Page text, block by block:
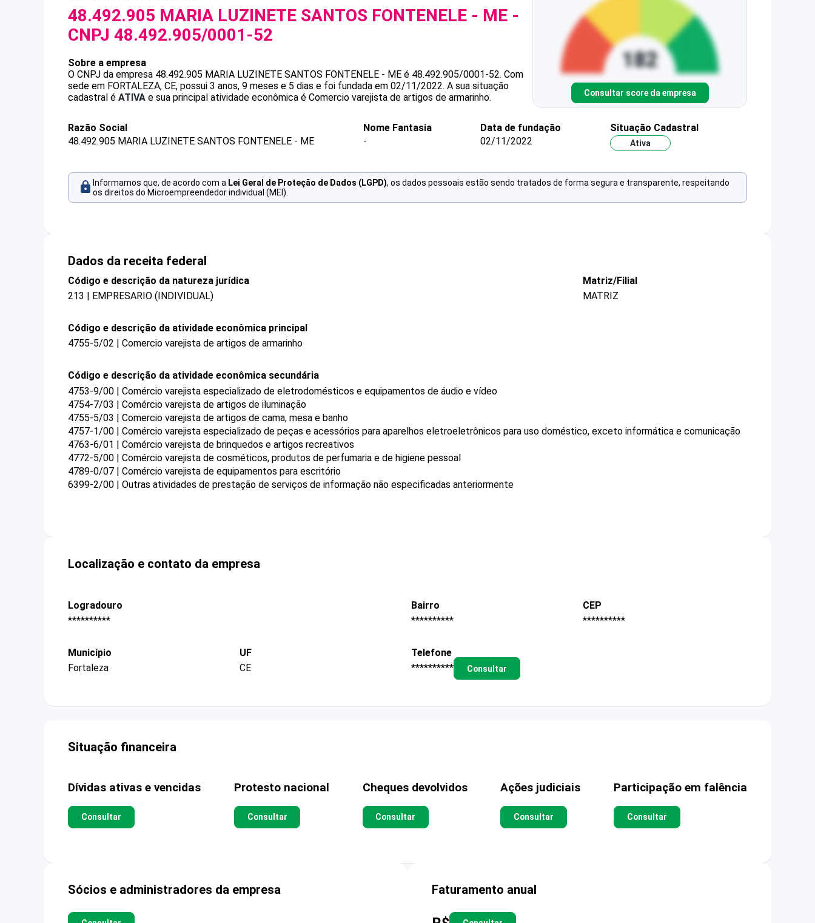
48.492.905 MARIA LUZINETE SANTOS FONTENELE - ME -
CNPJ 48.492.905/0001-52
Sobre a empresa
O CNPJ da empresa 48.492.905 MARIA LUZINETE SANTOS FONTENELE - ME é 48.492.905/0001-52. Com
sede em FORTALEZA, CE, possui 3 anos, 9 meses e 5 dias e foi fundada em 02/11/2022. A sua situação
cadastral é ATIVA e sua principal atividade econômica é Comercio varejista de artigos de armarinho. Consultar score da empresa
Razão Social
48.492.905 MARIA LUZINETE SANTOS FONTENELE - ME
Nome Fantasia
-
Data de fundação
02/11/2022
Situação Cadastral
Ativa
Informamos que, de acordo com a Lei Geral de Proteção de Dados (LGPD), os dados pessoais estão sendo tratados de forma segura e transparente, respeitando
os direitos do Microempreendedor individual (MEI).
Dados da receita federal
Código e descrição da natureza jurídica
213 | EMPRESARIO (INDIVIDUAL)
Matriz/Filial
MATRIZ
Código e descrição da atividade econômica principal
4755-5/02 | Comercio varejista de artigos de armarinho
Código e descrição da atividade econômica secundária
4753-9/00 | Comércio varejista especializado de eletrodomésticos e equipamentos de áudio e vídeo
4754-7/03 | Comércio varejista de artigos de iluminação
4755-5/03 | Comercio varejista de artigos de cama, mesa e banho
4757-1/00 | Comércio varejista especializado de peças e acessórios para aparelhos eletroeletrônicos para uso doméstico, exceto informática e comunicação
4763-6/01 | Comércio varejista de brinquedos e artigos recreativos
4772-5/00 | Comércio varejista de cosméticos, produtos de perfumaria e de higiene pessoal
4789-0/07 | Comércio varejista de equipamentos para escritório
6399-2/00 | Outras atividades de prestação de serviços de informação não especificadas anteriormente
Localização e contato da empresa
Logradouro
**********
Bairro
**********
CEP
**********
Município
Fortaleza
UF
CE
Telefone
**********
Consultar
Situação financeira
Dívidas ativas e vencidas
Consultar
Protesto nacional
Consultar
Cheques devolvidos
Consultar
Ações judiciais
Consultar
Participação em falência
Consultar
Sócios e administradores da empresa Faturamento anual